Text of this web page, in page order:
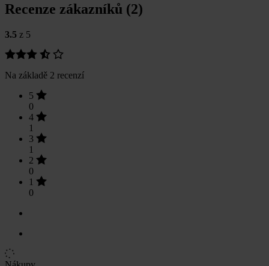
Recenze zákazníků (2)
3.5 z 5
Na základě 2 recenzí
5
0
4
1
3
1
2
0
1
0